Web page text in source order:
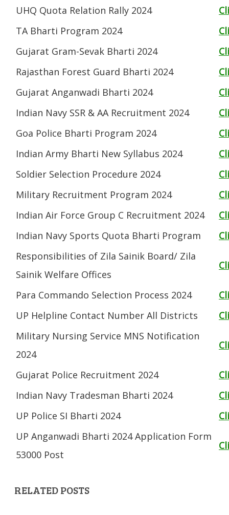
UHQ Quota Relation Rally 2024
TA Bharti Program 2024
Gujarat Gram-Sevak Bharti 2024
Rajasthan Forest Guard Bharti 2024
Gujarat Anganwadi Bharti 2024
Indian Navy SSR & AA Recruitment 2024
Goa Police Bharti Program 2024
Indian Army Bharti New Syllabus 2024
Soldier Selection Procedure 2024
Military Recruitment Program 2024
Indian Air Force Group C Recruitment 2024
Indian Navy Sports Quota Bharti Program
Responsibilities of Zila Sainik Board/ Zila
Sainik Welfare Offices
Para Commando Selection Process 2024
UP Helpline Contact Number All Districts
Military Nursing Service MNS Notification
2024
Gujarat Police Recruitment 2024
Indian Navy Tradesman Bharti 2024
UP Police SI Bharti 2024
UP Anganwadi Bharti 2024 Application Form
53000 Post
RELATED POSTS